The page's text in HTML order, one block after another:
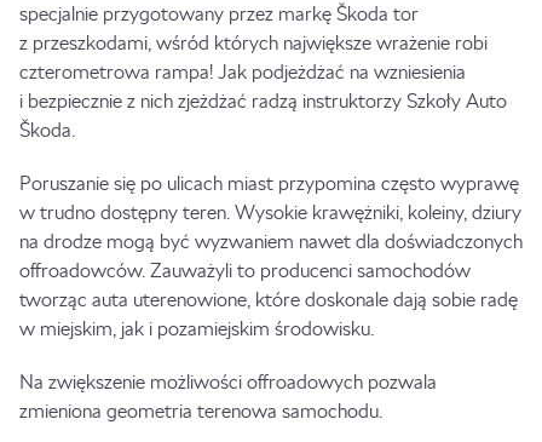
specjalnie przygotowany przez markę Škoda tor
z przeszkodami, wśród których największe wrażenie robi
czterometrowa rampa! Jak podjeżdżać na wzniesienia
i bezpiecznie z nich zjeżdżać radzą instruktorzy Szkoły Auto
Škoda.
Poruszanie się po ulicach miast przypomina często wyprawę
w trudno dostępny teren. Wysokie krawężniki, koleiny, dziury
na drodze mogą być wyzwaniem nawet dla doświadczonych
offroadowców. Zauważyli to producenci samochodów
tworząc auta uterenowione, które doskonale dają sobie radę
w miejskim, jak i pozamiejskim środowisku.
Na zwiększenie możliwości offroadowych pozwala
zmieniona geometria terenowa samochodu.